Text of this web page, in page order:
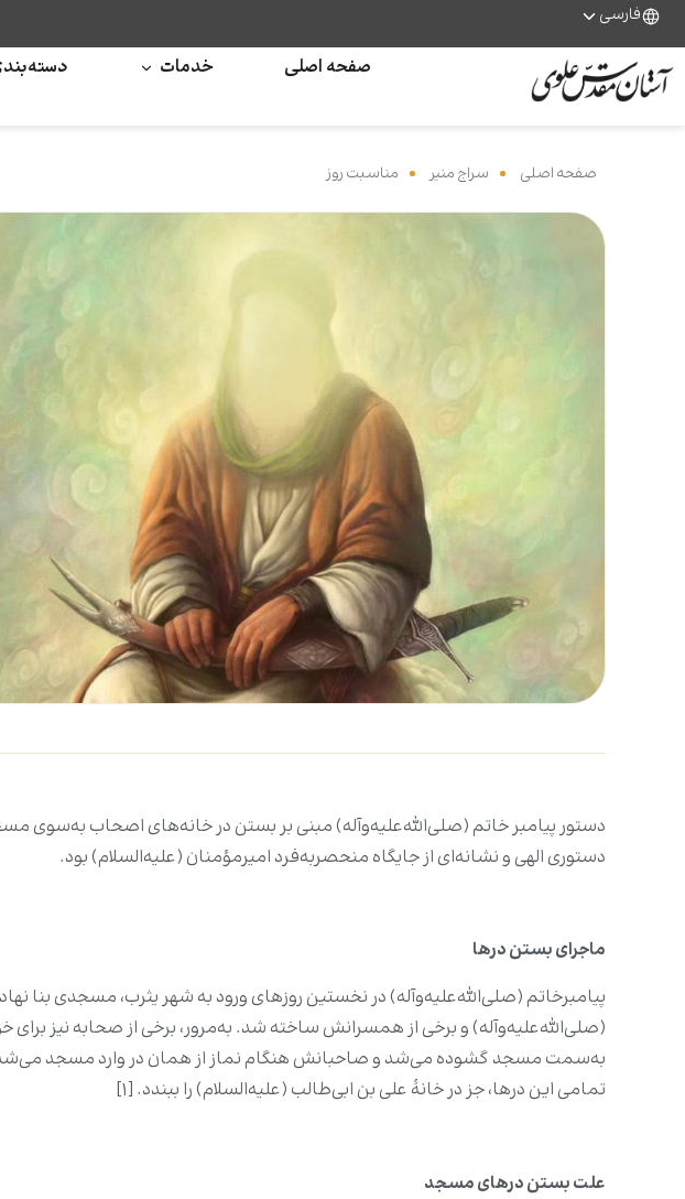
فارسی
صفحه اصلی خدمات
صفحه اصلی سراج منیر مناسبت روز
دستور پیامبر خاتم (صلى‌الله‌علیه‌وآله) مبنی بر بستن در خانه‌های اصحاب به‌سوی
دستوری الهی و نشانه‌ای از جایگاه منحصربه‌فرد امیرمؤمنان (علیه‌السلام) بود.
ماجرای بستن درها
پیامبرخاتم (صلى‌الله‌علیه‌وآله) در نخستین روزهای ورود به شهر یثرب، مسجدی
(صلى‌الله‌علیه‌وآله) و برخی از همسرانش ساخته شد. به‌مرور، برخی از صحابه نیز
به‌سمت مسجد گشوده می‌شد و صاحبانش هنگام نماز از همان در وارد مسجد می‌شدند
تمامی این درها، جز در خانۀ علی بن ابی‌طالب (علیه‌السلام) را ببندد. [۱]
علت بستن در‌های مسجد